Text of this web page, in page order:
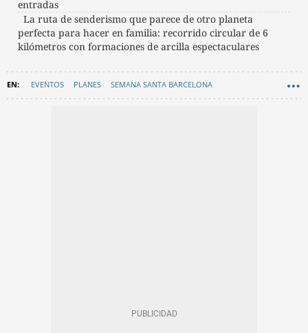
entradas
La ruta de senderismo que parece de otro planeta
perfecta para hacer en familia: recorrido circular de 6
kilómetros con formaciones de arcilla espectaculares
EVENTOS PLANES SEMANA SANTA BARCELONA